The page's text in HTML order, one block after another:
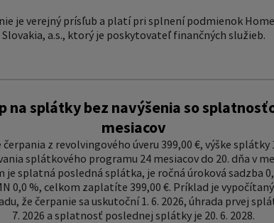
je verejný prísľub a platí pri splnení podmienok
Slovakia, a.s., ktorý je poskytovateľ finančných služieb.
na splátky bez navýšenia so
mesiacov
čerpania z revolvingového úveru 399,00 €, výške splátky
splátkového programu 24 mesiacov do 20. dňa v
je splatná posledná splátka, je ročná úroková sadzba
0,0 %, celkom zaplatíte 399,00 €. Príklad je
že čerpanie sa uskutoční 1. 6. 2026, úhrada prvej
7. 2026 a splatnosť poslednej splátky je 20. 6. 2028.